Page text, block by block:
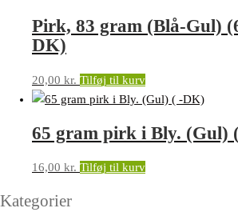
Pirk, 83 gram (Blå-Gul)
DK)
20,00 kr. Tilføj til kurv
65 gram pirk i Bly. (Gul)
16,00 kr. Tilføj til kurv
Kategorier